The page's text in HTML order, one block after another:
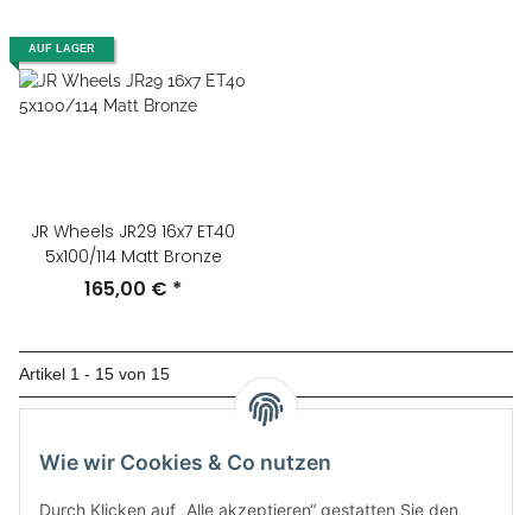
AUF LAGER
JR Wheels JR29 16x7 ET40
5x100/114 Matt Bronze
165,00 € *
Artikel 1 - 15 von 15
Kategorien
Wie wir Cookies & Co nutzen
Durch Klicken auf „Alle akzeptieren“ gestatten Sie den